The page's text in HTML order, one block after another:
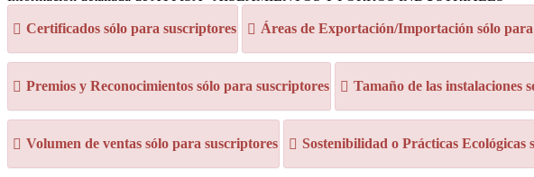
Certificados sólo para suscriptores Áreas de Exportación/Importación sólo
Premios y Reconocimientos sólo para suscriptores Tamaño de las instalaciones
Volumen de ventas sólo para suscriptores Sostenibilidad o Prácticas Ecológicas